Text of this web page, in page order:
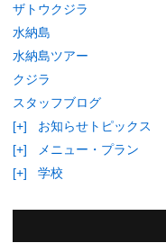
ザトウクジラ
水納島
水納島ツアー
クジラ
スタッフブログ
[+]
お知らせトピックス
[+]
メニュー・プラン
[+]
学校